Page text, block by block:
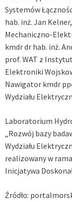
Systemów
hab. inż. Jan
Mechaniczno-
kmdr dr hab. inż.
prof. WAT z
Elektroniki
Nawigator kmdr
Wydziału
Laboratorium
„Rozwój bazy
Wydziału
realizowany w
Inicjatywa
Źródło: